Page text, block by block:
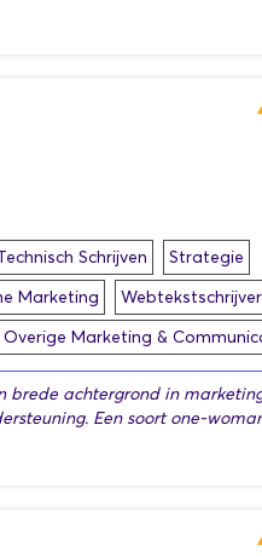
Schrijven
Strategie
Marketing
Webtekstschrijver
Overige Marketing &
brede achtergrond in
Een soort one-